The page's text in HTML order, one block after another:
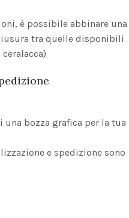
è possibile abbinare una
tra quelle disponibili
una bozza grafica per la tua
e spedizione sono